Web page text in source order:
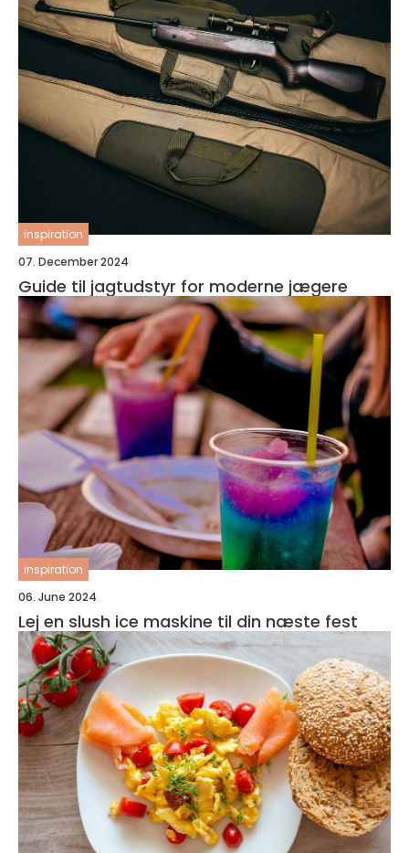
inspiration
07. December 2024
Guide til jagtudstyr for moderne jægere
inspiration
06. June 2024
Lej en slush ice maskine til din næste fest